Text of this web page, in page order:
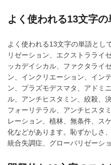
よく使われる13文字
よく使われる13文字の単語とし
リゼーション、エクストラライ
ッカデイシカル、ファクタライ
ン、インクリエーション、イン
ン、プラズモデスマタ、アドミ
ル、アンチヒスタミン、絞殺、
フォーリテラル、アンチヒスタ
レーション、植林、無条件、ス
化などがあります。恥ずかしさ
統合失調症、グローバリゼーシ